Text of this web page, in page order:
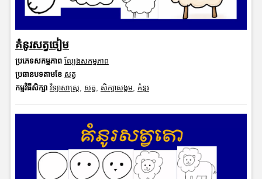
គំនូរសត្វចៀម
ប្រភេទសកម្មភាព ល្បែងសកម្មភាព
ប្រធានបទតាមខែ សត្វ
កម្មវិធីសិក្សា វិទ្យាសាស្រ្ត សត្វ សិក្សាសង្គម, គំនូរ